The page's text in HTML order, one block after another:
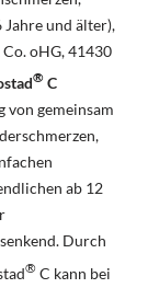
Jahre und älter),
oHG, 41430
® C
von gemeinsam
ab 12
Durch
® C kann bei